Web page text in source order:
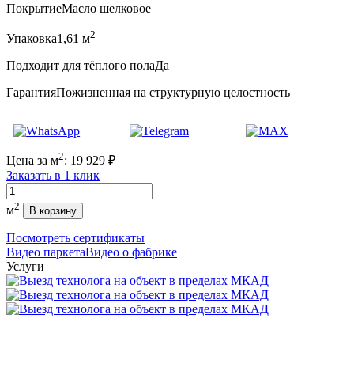
ПокрытиеМасло шелковое
Упаковка1,61 м2
Подходит для тёплого полаДа
ГарантияПожизненная на структурную целостность
Цена за м2: 19 929 ₽
Заказать в 1 клик
Количество
м2 В корзину
Посмотреть сертификаты
Видео паркетаВидео о фабрике
Услуги